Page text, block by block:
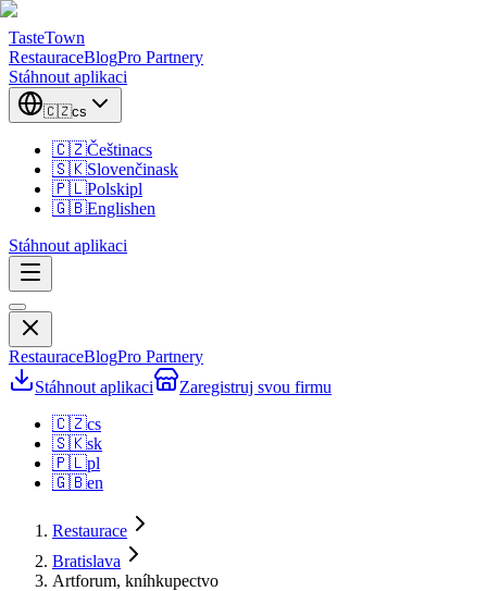
TasteTown
RestauraceBlogPro Partnery
Stáhnout aplikaci
🇨🇿cs
🇨🇿Češtinacs
🇸🇰Slovenčinask
🇵🇱Polskipl
🇬🇧Englishen
Stáhnout aplikaci
RestauraceBlogPro Partnery
Stáhnout aplikaci
Zaregistruj svou firmu
🇨🇿cs
🇸🇰sk
🇵🇱pl
🇬🇧en
Restaurace
Bratislava
Artforum, kníhkupectvo